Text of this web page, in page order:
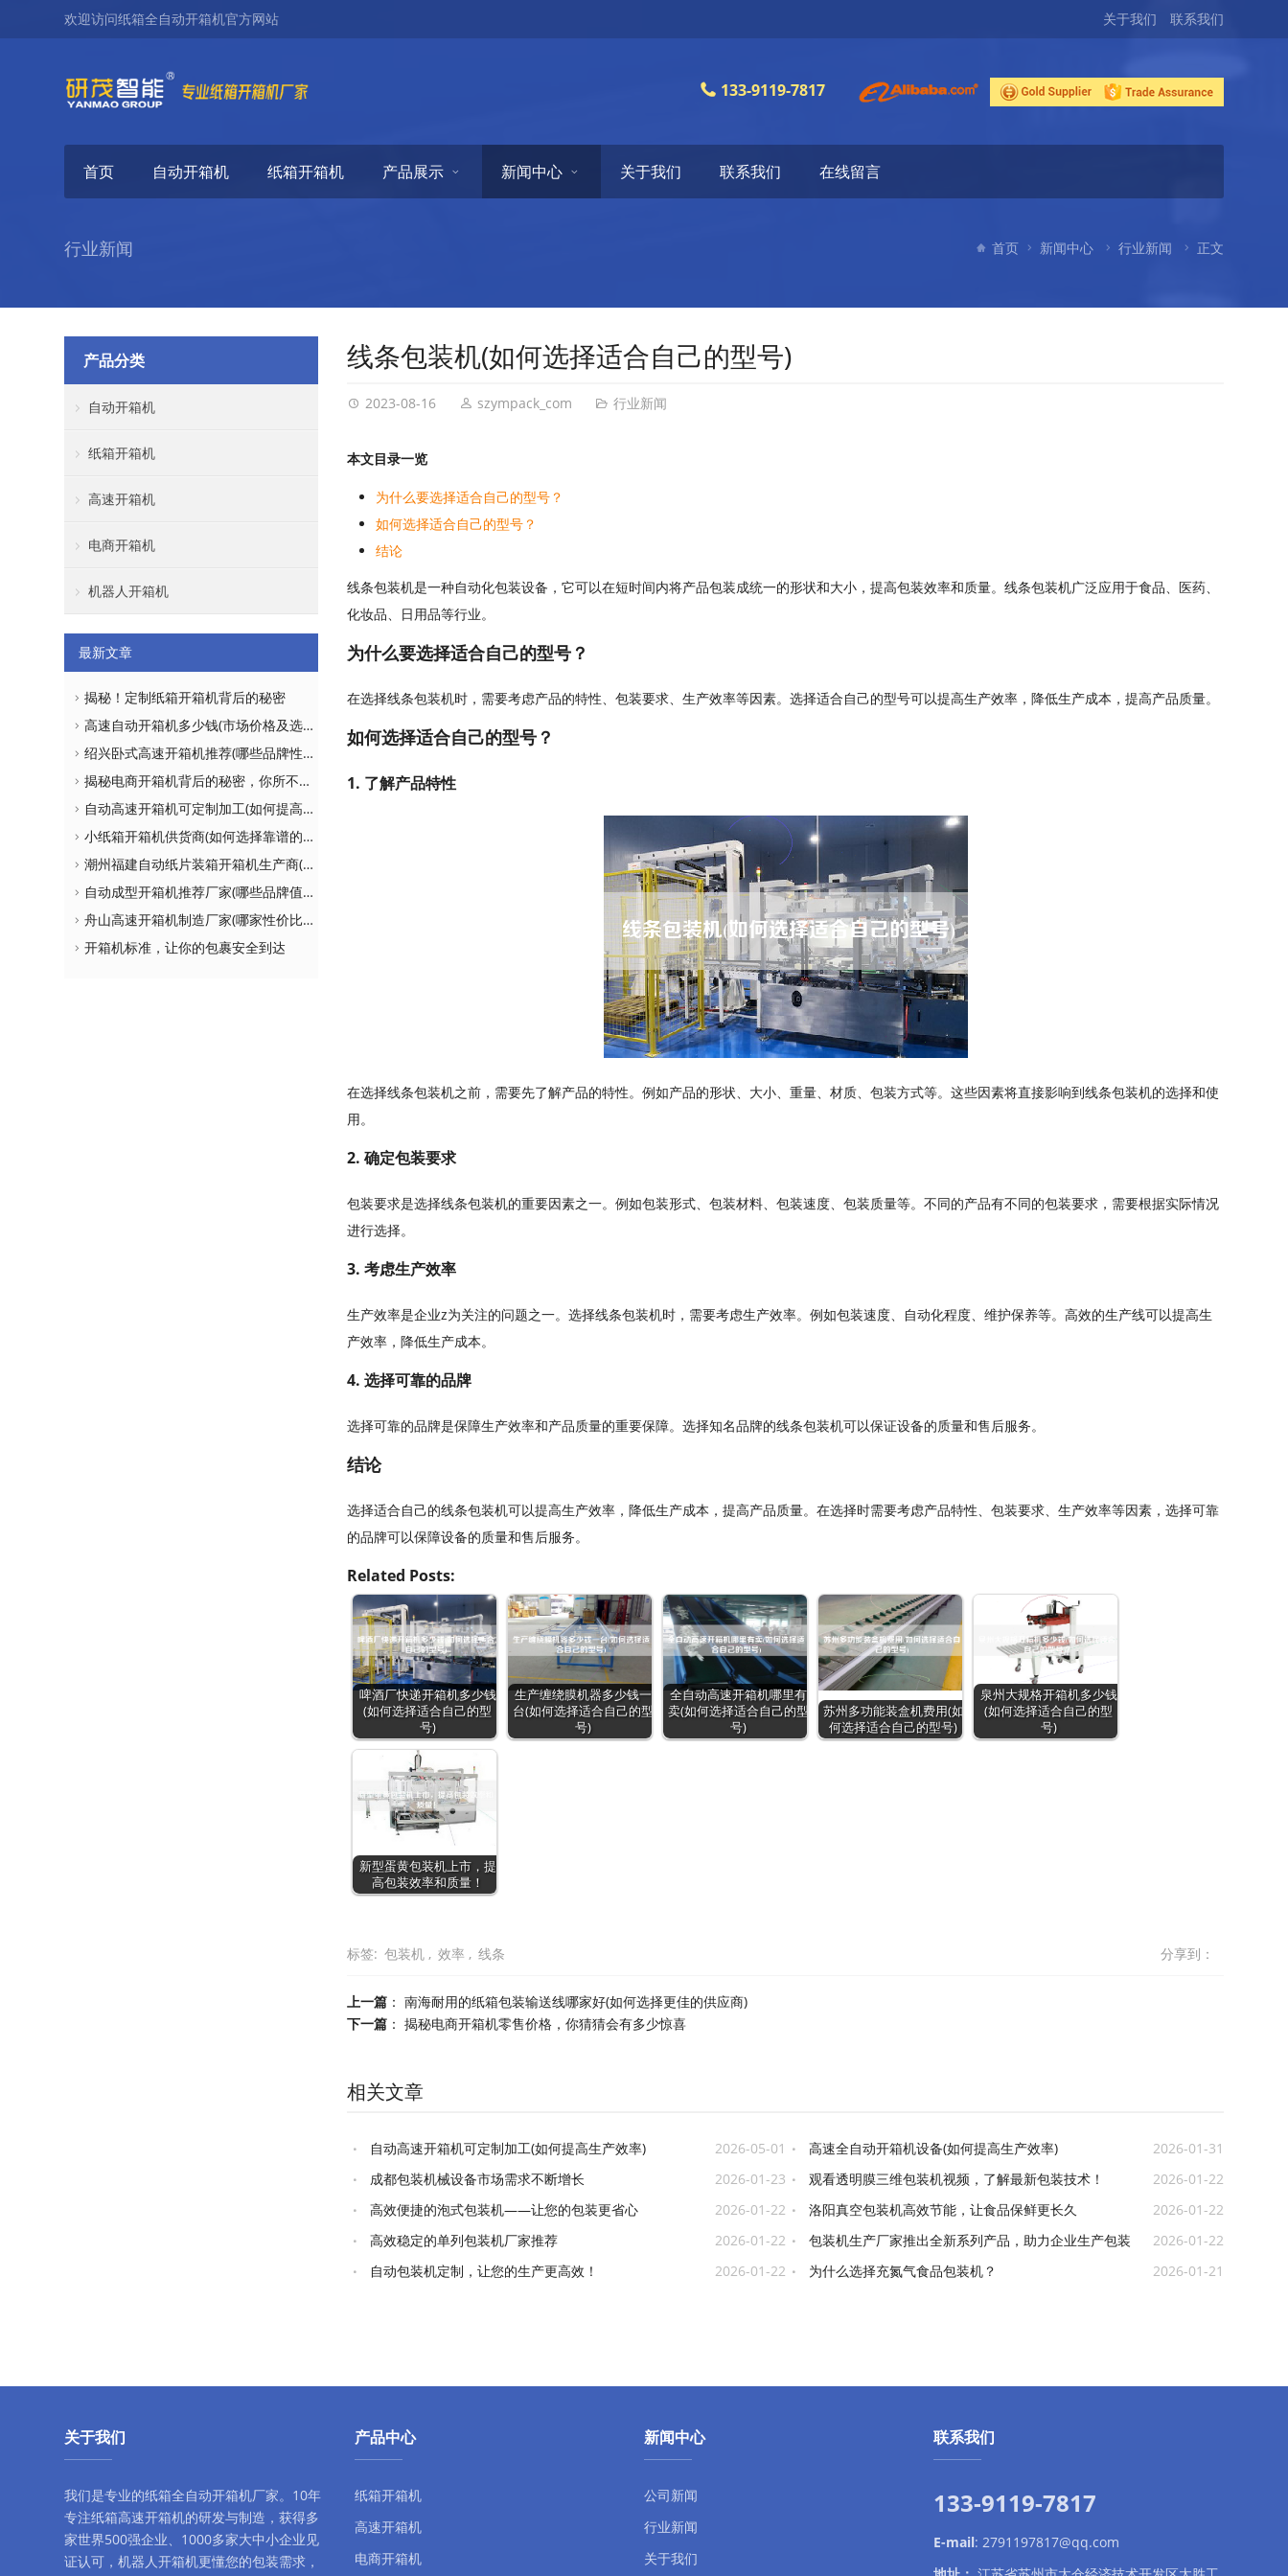
欢迎访问纸箱全自动开箱机官方网站 关于我们 联系我们
133-9119-7817
首页 自动开箱机 纸箱开箱机 产品展示 新闻中心 关于我们 联系我们 在线留言
行业新闻 首页 新闻中心 行业新闻 正文
线条包装机(如何选择适合自己的型号)
2023-08-16 szympack_com 行业新闻
本文目录一览
为什么要选择适合自己的型号？
如何选择适合自己的型号？
结论
线条包装机是一种自动化包装设备，它可以在短时间内将产品包装成统一的形状和大小，提高包装效率和质量。线条包装机广泛应用于食品、医药、
化妆品、日用品等行业。
为什么要选择适合自己的型号？
在选择线条包装机时，需要考虑产品的特性、包装要求、生产效率等因素。选择适合自己的型号可以提高生产效率，降低生产成本，提高产品质量。
如何选择适合自己的型号？
1. 了解产品特性
在选择线条包装机之前，需要先了解产品的特性。例如产品的形状、大小、重量、材质、包装方式等。这些因素将直接影响到线条包装机的选择和使
用。
2. 确定包装要求
包装要求是选择线条包装机的重要因素之一。例如包装形式、包装材料、包装速度、包装质量等。不同的产品有不同的包装要求，需要根据实际情况
进行选择。
3. 考虑生产效率
生产效率是企业z为关注的问题之一。选择线条包装机时，需要考虑生产效率。例如包装速度、自动化程度、维护保养等。高效的生产线可以提高生
产效率，降低生产成本。
4. 选择可靠的品牌
选择可靠的品牌是保障生产效率和产品质量的重要保障。选择知名品牌的线条包装机可以保证设备的质量和售后服务。
结论
选择适合自己的线条包装机可以提高生产效率，降低生产成本，提高产品质量。在选择时需要考虑产品特性、包装要求、生产效率等因素，选择可靠
的品牌可以保障设备的质量和售后服务。
Related Posts:
啤酒厂快递开箱机多少钱
(如何选择适合自己的型
号)
生产缠绕膜机器多少钱一
台(如何选择适合自己的型
号)
全自动高速开箱机哪里有
卖(如何选择适合自己的型
号)
苏州多功能装盒机费用(如
何选择适合自己的型号)
泉州大规格开箱机多少钱
(如何选择适合自己的型
号)
新型蛋黄包装机上市，提
高包装效率和质量！
标签: 包装机 , 效率 , 线条 分享到：
上一篇 ：南海耐用的纸箱包装输送线哪家好(如何选择更佳的供应商)
下一篇 ：揭秘电商开箱机零售价格，你猜猜会有多少惊喜
相关文章
2026-05-01
自动高速开箱机可定制加工(如何提高生产效率) 2026-01-31
高速全自动开箱机设备(如何提高生产效率)
2026-01-23
成都包装机械设备市场需求不断增长 2026-01-22
观看透明膜三维包装机视频，了解最新包装技术！
2026-01-22
高效便捷的泡式包装机——让您的包装更省心 2026-01-22
洛阳真空包装机高效节能，让食品保鲜更长久
2026-01-22
高效稳定的单列包装机厂家推荐 2026-01-22
包装机生产厂家推出全新系列产品，助力企业生产包装
更高效！
2026-01-22
自动包装机定制，让您的生产更高效！ 2026-01-21
为什么选择充氮气食品包装机？
产品分类
自动开箱机
纸箱开箱机
高速开箱机
电商开箱机
机器人开箱机
最新文章
揭秘！定制纸箱开箱机背后的秘密
高速自动开箱机多少钱(市场价格及选购建议)
绍兴卧式高速开箱机推荐(哪些品牌性价比更高)
揭秘电商开箱机背后的秘密，你所不知道的真相！
自动高速开箱机可定制加工(如何提高生产效率)
小纸箱开箱机供货商(如何选择靠谱的供应商)
潮州福建自动纸片装箱开箱机生产商(如何选择更适合自己的设备)
自动成型开箱机推荐厂家(哪些品牌值得购买)
舟山高速开箱机制造厂家(哪家性价比更高)
开箱机标准，让你的包裹安全到达
关于我们
我们是专业的纸箱全自动开箱机厂家。10年
专注纸箱高速开箱机的研发与制造，获得多
家世界500强企业、1000多家大中小企业见
证认可，机器人开箱机更懂您的包装需求，
产品中心
纸箱开箱机
高速开箱机
电商开箱机
新闻中心
公司新闻
行业新闻
关于我们
联系我们
133-9119-7817
E-mail:2791197817@qq.com